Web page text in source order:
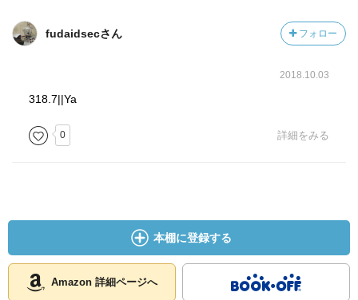
fudaidsecさん フォロー
2018.10.03
318.7||Ya
0 詳細をみる
本棚に登録する
Amazon 詳細ページへ